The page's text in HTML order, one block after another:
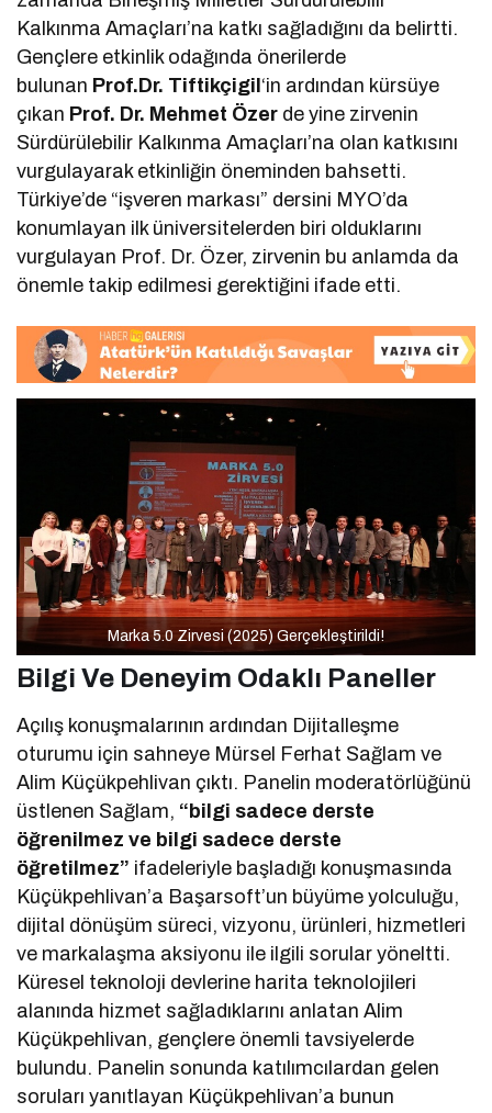
Kalkınma Amaçları’na katkı sağladığını da belirtti.
Gençlere etkinlik odağında önerilerde
bulunan Prof.Dr. Tiftikçigil‘in ardından kürsüye
çıkan Prof. Dr. Mehmet Özer de yine zirvenin
Sürdürülebilir Kalkınma Amaçları’na olan katkısını
vurgulayarak etkinliğin öneminden bahsetti.
Türkiye’de “işveren markası” dersini MYO’da
konumlayan ilk üniversitelerden biri olduklarını
vurgulayan Prof. Dr. Özer, zirvenin bu anlamda da
önemle takip edilmesi gerektiğini ifade etti.
Marka 5.0 Zirvesi (2025) Gerçekleştirildi!
Bilgi Ve Deneyim Odaklı Paneller
Açılış konuşmalarının ardından Dijitalleşme
oturumu için sahneye Mürsel Ferhat Sağlam ve
Alim Küçükpehlivan çıktı. Panelin moderatörlüğünü
üstlenen Sağlam, “bilgi sadece derste
öğrenilmez ve bilgi sadece derste
öğretilmez” ifadeleriyle başladığı konuşmasında
Küçükpehlivan’a Başarsoft’un büyüme yolculuğu,
dijital dönüşüm süreci, vizyonu, ürünleri, hizmetleri
ve markalaşma aksiyonu ile ilgili sorular yöneltti.
Küresel teknoloji devlerine harita teknolojileri
alanında hizmet sağladıklarını anlatan Alim
Küçükpehlivan, gençlere önemli tavsiyelerde
bulundu. Panelin sonunda katılımcılardan gelen
soruları yanıtlayan Küçükpehlivan’a bunun